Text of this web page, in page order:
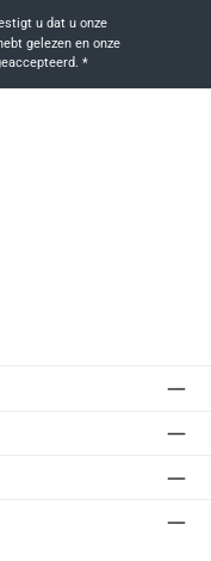
Door doorgaan te selecteren, bevestigt u dat u onze
*